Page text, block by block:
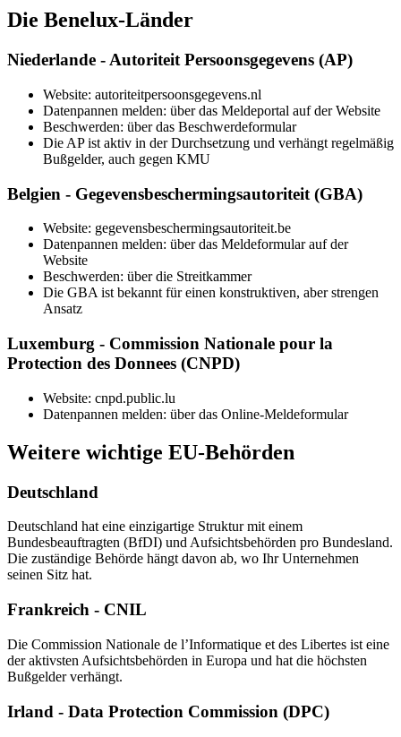
Die Benelux-Länder
Niederlande - Autoriteit Persoonsgegevens (AP)
Website: autoriteitpersoonsgegevens.nl
Datenpannen melden: über das Meldeportal auf der Website
Beschwerden: über das Beschwerdeformular
Die AP ist aktiv in der Durchsetzung und verhängt regelmäßig
Bußgelder, auch gegen KMU
Belgien - Gegevensbeschermingsautoriteit (GBA)
Website: gegevensbeschermingsautoriteit.be
Datenpannen melden: über das Meldeformular auf der
Website
Beschwerden: über die Streitkammer
Die GBA ist bekannt für einen konstruktiven, aber strengen
Ansatz
Luxemburg - Commission Nationale pour la
Protection des Donnees (CNPD)
Website: cnpd.public.lu
Datenpannen melden: über das Online-Meldeformular
Weitere wichtige EU-Behörden
Deutschland
Deutschland hat eine einzigartige Struktur mit einem
Bundesbeauftragten (BfDI) und Aufsichtsbehörden pro Bundesland.
Die zuständige Behörde hängt davon ab, wo Ihr Unternehmen
seinen Sitz hat.
Frankreich - CNIL
Die Commission Nationale de l’Informatique et des Libertes ist eine
der aktivsten Aufsichtsbehörden in Europa und hat die höchsten
Bußgelder verhängt.
Irland - Data Protection Commission (DPC)